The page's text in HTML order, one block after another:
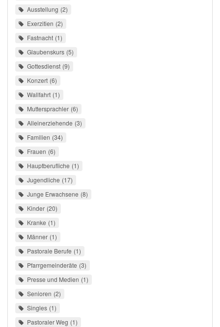
Ausstellung 2
Exerzitien 2
Fastnacht 1
Glaubenskurs 5
Gottesdienst 9
Konzert 6
Wallfahrt 1
Muttersprachler 6
Alleinerziehende 3
Familien 34
Frauen 6
Hauptberufliche 1
Jugendliche 17
Junge Erwachsene 8
Kinder 20
Kranke 1
Männer 1
Pastorale Berufe 1
Pfarrgemeinderäte 3
Presse und Medien 1
Senioren 2
Singles 1
Pastoraler Weg 1